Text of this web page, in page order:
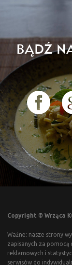
BĄDŹ
Copyright © Wrząca
Ważne: nasze strony
zapisanych za pomocą
reklamowych i
serwisów do